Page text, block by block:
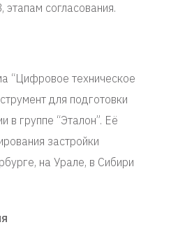
согласования.
“Цифровое техническое
для подготовки
в группе “Эталон”. Её
застройки
на Урале, в Сибири